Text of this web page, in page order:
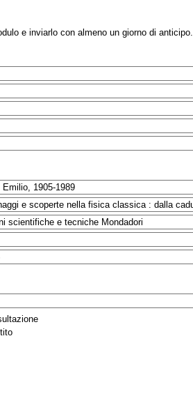
e inviarlo con almeno un giorno di anticipo.